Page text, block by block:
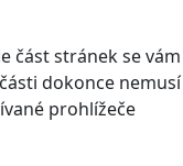
část stránek se vám
dokonce nemusí
prohlížeče